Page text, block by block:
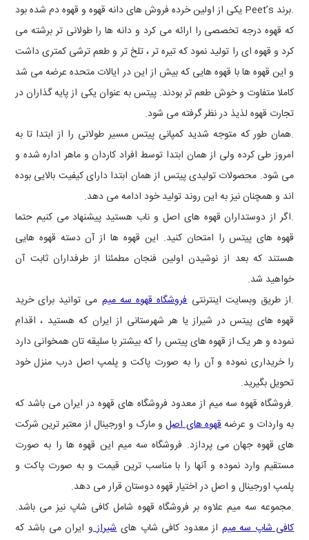
.برند Peet’s یکی از اولین خرده فروش های دانه قهوه و قهوه دم شده بود
که قهوه درجه تخصصی را ارائه می کرد و دانه ها را طولانی تر برشته می
کرد و قهوه ای را تولید نمود که تیره تر ، تلخ تر و طعم ترشی کمتری داشت
و این قهوه ها با قهوه هایی که بیش از این در ایالات متحده عرضه می شد
کاملا متفاوت و خوش طعم تر بودند. پیتس به عنوان یکی از پایه گذاران در
تجارت قهوه لذیذ در نظر گرفته می شود.
.همان طور که متوجه شدید کمپانی پیتس مسیر طولانی را از ابتدا تا به
امروز طی کرده ولی از همان ابتدا توسط افراد کاردان و ماهر اداره شده و
می شود. محصولات تولیدی پیتس از همان ابتدا دارای کیفیت بالایی بوده
اند و همچنان نیز به این روند تولید خود ادامه می دهد.
.اگر از دوستداران قهوه های اصل و ناب هستید پیشنهاد می کنیم حتما
قهوه های پیتس را امتحان کنید. این قهوه ها از آن دسته قهوه هایی
هستند که بعد از نوشیدن اولین فنجان مطمئنا از طرفداران ثابت آن
خواهید شد.
.از طریق وبسایت اینترنتیفروشگاه قهوه سه میم می توانید برای خرید
قهوه های پیتس در شیراز یا هر شهرستانی از ایران که هستید ، اقدام
نموده و هر یک از قهوه های پیتس را که بیشتر با سلیقه تان همخوانی دارد
را خریداری نموده و آن را به صورت پاکت و پلمپ اصل درب منزل خود
تحویل بگیرید.
.فروشگاه قهوه سه میم از معدود فروشگاه های قهوه در ایران می باشد که
به واردات و عرضهقهوه های اصلو مارک و اورجینال از معتبر ترین شرکت
های قهوه جهان می پردازد. فروشگاه سه میم این قهوه ها را به صورت
مستقیم وارد نموده و آنها را با مناسب ترین قیمت و به صورت پاکت و
پلمپ اورجینال و اصل در اختیار قهوه دوستان قرار می دهد.
.مجموعه سه میم علاوه بر فروشگاه قهوه شامل کافی شاپ نیز می باشد.
کافی شاپ سه میم از معدود کافی شاپ هایشیرازو ایران می باشد که